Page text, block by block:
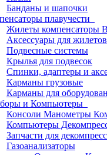
Банданы и шапочки
плавучести
Жилеты компенсаторы
Аксессуары для
Подвесные системы
Крылья для подвесок
Спинки, адаптеры и
Карманы грузовые
Карманы для
и Компьютеры
Консоли Манометры
Компьютеры
Запчасти для
Газоанализаторы